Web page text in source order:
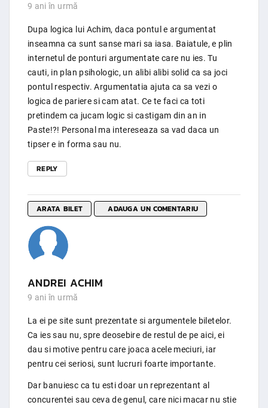
9 ani în urmă
Dupa logica lui Achim, daca pontul e argumentat
inseamna ca sunt sanse mari sa iasa. Baiatule, e plin
internetul de ponturi argumentate care nu ies. Tu
cauti, in plan psihologic, un alibi alibi solid ca sa joci
pontul respectiv. Argumentatia ajuta ca sa vezi o
logica de pariere si cam atat. Ce te faci ca toti
pretindem ca jucam logic si castigam din an in
Paste!?! Personal ma intereseaza sa vad daca un
tipser e in forma sau nu.
REPLY
ARATA BILET ADAUGA UN COMENTARIU
ANDREI ACHIM
9 ani în urmă
La ei pe site sunt prezentate si argumentele biletelor.
Ca ies sau nu, spre deosebire de restul de pe aici, ei
dau si motive pentru care joaca acele meciuri, iar
pentru cei seriosi, sunt lucruri foarte importante.
Dar banuiesc ca tu esti doar un reprezentant al
concurentei sau ceva de genul, care nici macar nu stie